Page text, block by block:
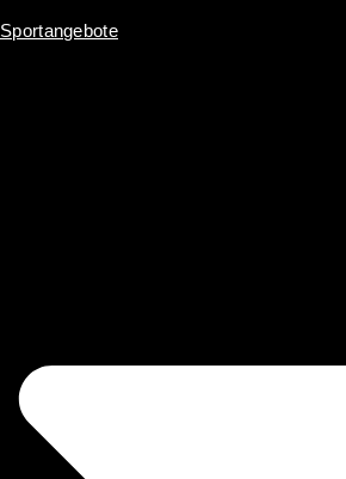
Sportangebote